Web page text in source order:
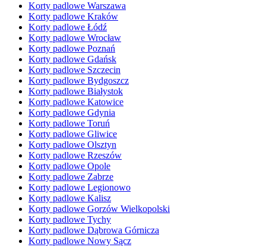
Korty padlowe Warszawa
Korty padlowe Kraków
Korty padlowe Łódź
Korty padlowe Wrocław
Korty padlowe Poznań
Korty padlowe Gdańsk
Korty padlowe Szczecin
Korty padlowe Bydgoszcz
Korty padlowe Białystok
Korty padlowe Katowice
Korty padlowe Gdynia
Korty padlowe Toruń
Korty padlowe Gliwice
Korty padlowe Olsztyn
Korty padlowe Rzeszów
Korty padlowe Opole
Korty padlowe Zabrze
Korty padlowe Legionowo
Korty padlowe Kalisz
Korty padlowe Gorzów Wielkopolski
Korty padlowe Tychy
Korty padlowe Dąbrowa Górnicza
Korty padlowe Nowy Sącz